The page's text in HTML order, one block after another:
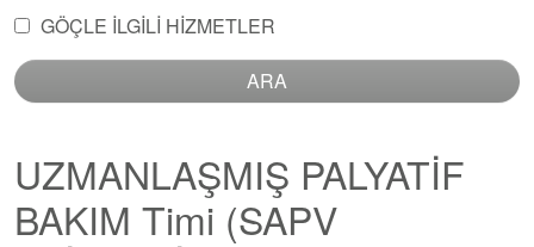
GÖÇLE ILGILI HIZMETLER
ARA
UZMANLAŞMIŞ PALYATİF
BAKIM Timi (SAPV